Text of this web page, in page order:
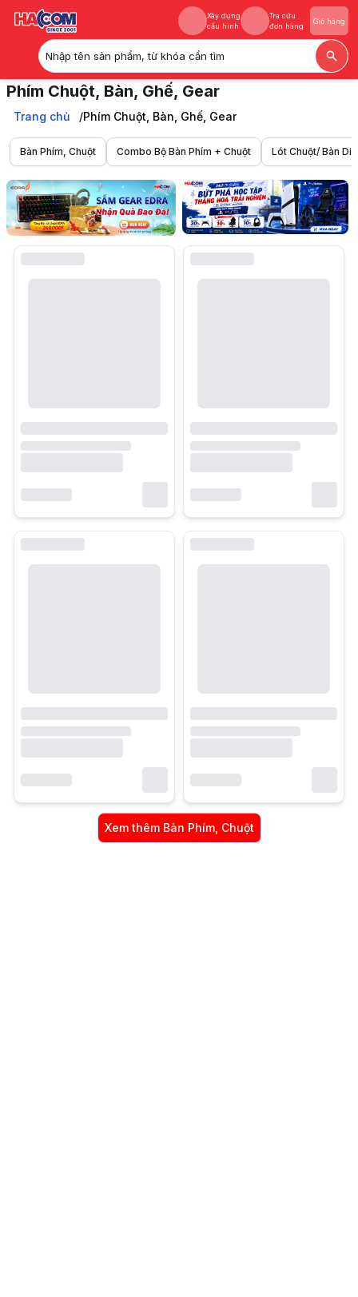
Xây dựng
cấu hình
Tra cứu
đơn hàng
Giỏ hàng
Nhập tên sản phẩm, từ khóa cần tìm
Xây dựng
cấu hình
Tra cứu
Phím Chuột, Bàn, Ghế, Gear
Săn Phím Chuột Gaming Gear chính hãng, cập nhật các mẫu Mới
Trang chủ
Trang chủ Phím Chuột, Bàn, Ghế, Gear
Bàn Phím, Chuột Combo Bộ Bàn Phím + Chuột Lót Chuột/ Bàn Di
Xem thêm Bàn Phím, Chuột